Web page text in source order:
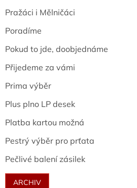
Pražáci i Mělničáci
Poradíme
Pokud to jde, doobjednáme
Přijedeme za vámi
Prima výběr
Plus plno LP desek
Platba kartou možná
Pestrý výběr pro prťata
Pečlivé balení zásilek
ARCHIV